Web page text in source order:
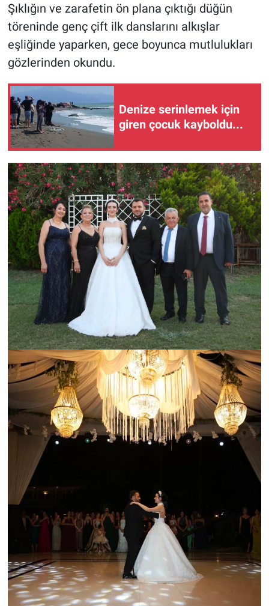
Şıklığın ve zarafetin ön plana çıktığı düğün
töreninde genç çift ilk danslarını alkışlar
eşliğinde yaparken, gece boyunca mutlulukları
gözlerinden okundu.
Denize serinlemek için
giren çocuk kayboldu...